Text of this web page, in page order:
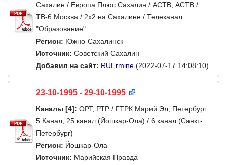
Сахалин / Европа Плюс Сахалин / АСТВ, АСТВ /
ТВ-6 Москва / 2х2 на Сахалине / Телеканал
"Образование"
Регион: Южно-Сахалинск
Источник: Советский Сахалин
Добавил на сайт: RUErmine (2022-07-17 14:08:10)
23-10-1995 - 29-10-1995
Каналы [4]: ОРТ, РТР / ГТРК Марий Эл, Петербург
5 Канал, 25 канал (Йошкар-Ола) / 6 канал (Санкт-
Петербург)
Регион: Йошкар-Ола
Источник: Марийская Правда